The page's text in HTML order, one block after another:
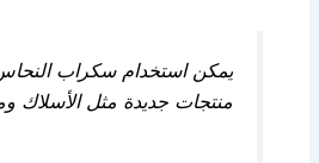
يمكن استخدام سكراب النحاس
منتجات جديدة مثل الأسلاك